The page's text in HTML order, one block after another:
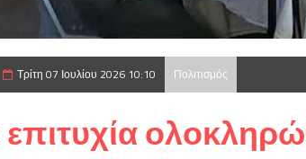
Τρίτη 07 Ιουλίου 2026 10:10 Πολιτισμός